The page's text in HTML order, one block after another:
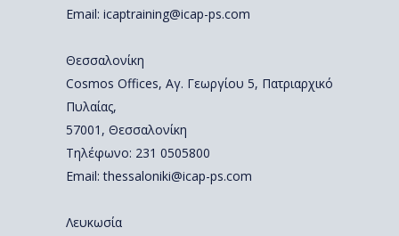
Email: icaptraining@icap-ps.com
Θεσσαλονίκη
Cosmos Offices, Αγ. Γεωργίου 5, Πατριαρχικό
Πυλαίας,
57001, Θεσσαλονίκη
Τηλέφωνο: 231 0505800
Email:thessaloniki@icap-ps.com
Λευκωσία